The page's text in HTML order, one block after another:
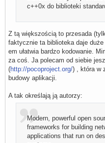
c++0x do biblioteki
Z tą większością to przesada
faktycznie ta biblioteka daje
em ułatwia bardzo kodowanie.
za coś. Ja polecam od siebie
(http://pocoproject.org/) , która w
budowy aplikacji.
A tak określają ją autorzy:
Modern, powerful open
frameworks for building
applications that run on